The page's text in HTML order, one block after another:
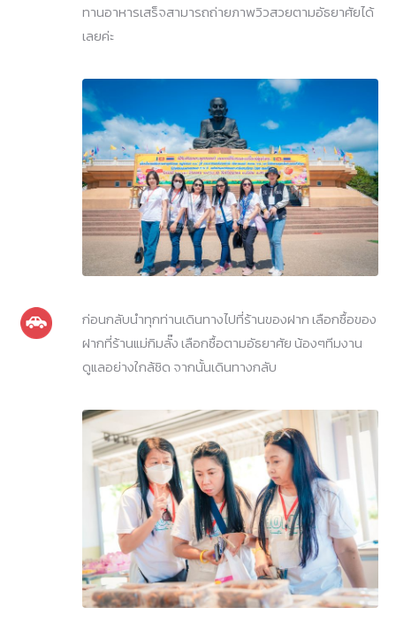
ทานอาหารเสร็จสามารถถ่ายภาพวิวสวยตามอัธยาศัยได้
เลยค่ะ
ก่อนกลับนำทุกท่านเดินทางไปที่ร้านของฝาก เลือกซื้อของ
ฝากที่ร้านแม่กิมลั๊ง เลือกซื้อตามอัธยาศัย น้องๆทีมงาน
ดูแลอย่างใกล้ชิด จากนั้นเดินทางกลับ